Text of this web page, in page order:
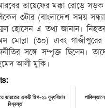
তায়েফের মক্কা রোড়ে সড়ক
৩টার (বাংলাদেশ সময়
হোসেন এ তথ্য জানান।
মোল্লা (৩০) এবং
সঙ্গে সম্পৃক্ত ছিলেন।
আলী মুকি।
ভারতের একটি মিগ-২১ যুদ্ধবিমান
বিধ্বস্ত